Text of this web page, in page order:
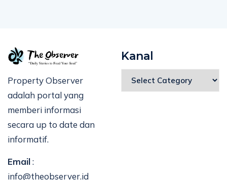
Property Observer
adalah portal yang
memberi informasi
secara up to date dan
informatif.
Email:
info@theobserver.id
Kanal